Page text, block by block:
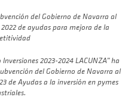
del Gobierno de Navarra al
de ayudas para mejora de la
2023-2024 LACUNZA” ha
del Gobierno de Navarra al
de Ayudas a la inversión en pymes